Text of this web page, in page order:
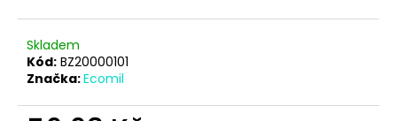
Skladem
Kód: BZ20000101
Značka:Ecomil
D
p